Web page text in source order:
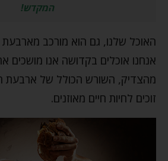
המקדש!
האוכל שלנו, גם הוא מורכב מארבעת
אנחנו אוכלים בקדושה אנו מושכים
מהצדיק, השורש הכולל של ארבעת
זוכים לחיות חיים מאוזנים.